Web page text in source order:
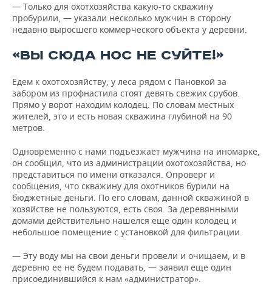
— Только для охотхозяйства какую-то скважину
пробурили, — указали несколько мужчин в сторону
недавно выросшего коммерческого объекта у деревни.
«ВЫ СЮДА НОС НЕ СУЙТЕ!»
Едем к охотохозяйству, у леса рядом с Пановкой за
забором из профнастила стоят девять свежих срубов.
Прямо у ворот находим колодец. По словам местных
жителей, это и есть новая скважина глубиной на 90
метров.
Одновременно с нами подъезжает мужчина на иномарке,
он сообщил, что из администрации охотохозяйства, но
представиться по имени отказался. Опроверг и
сообщения, что скважину для охотников бурили на
бюджетные деньги. По его словам, данной скважиной в
хозяйстве не пользуются, есть своя. За деревянными
домами действительно нашелся еще один колодец и
небольшое помещение с установкой для фильтрации.
— Эту воду мы на свои деньги провели и очищаем, и в
деревню ее не будем подавать, — заявил еще один
присоединившийся к нам «администратор».